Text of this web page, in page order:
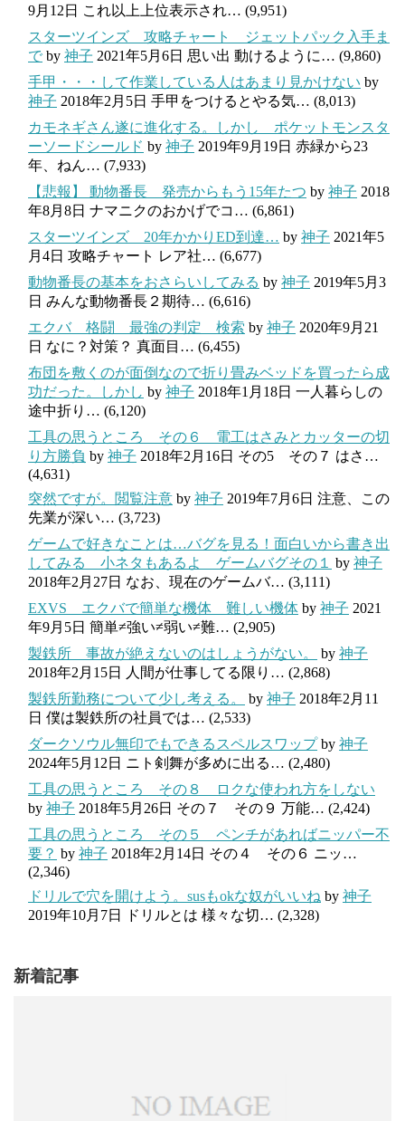
9月12日 これ以上上位表示され… (9,951)
スターツインズ 攻略チャート ジェットパック入手ま
で by 神子 2021年5月6日 思い出 動けるように… (9,860)
手甲・・・して作業している人はあまり見かけない by
神子 2018年2月5日 手甲をつけるとやる気… (8,013)
カモネギさん遂に進化する。しかし ポケットモンスタ
ーソードシールド by 神子 2019年9月19日 赤緑から23
年、ねん… (7,933)
【悲報】 動物番長 発売からもう15年たつ by 神子 2018
年8月8日 ナマニクのおかげでコ… (6,861)
スターツインズ 20年かかりED到達… by 神子 2021年5
月4日 攻略チャート レア社… (6,677)
動物番長の基本をおさらいしてみる by 神子 2019年5月3
日 みんな動物番長２期待… (6,616)
エクバ 格闘 最強の判定 検索 by 神子 2020年9月21
日 なに？対策？ 真面目… (6,455)
布団を敷くのが面倒なので折り畳みベッドを買ったら成
功だった。しかし by 神子 2018年1月18日 一人暮らしの
途中折り… (6,120)
工具の思うところ その６ 電工はさみとカッターの切
り方勝負 by 神子 2018年2月16日 その5 その７ はさ…
(4,631)
突然ですが。閲覧注意 by 神子 2019年7月6日 注意、この
先業が深い… (3,723)
ゲームで好きなことは…バグを見る！面白いから書き出
してみる 小ネタもあるよ ゲームバグその１
by 神子
2018年2月27日 なお、現在のゲームバ… (3,111)
EXVS エクバで簡単な機体 難しい機体 by 神子 2021
年9月5日 簡単≠強い≠弱い≠難… (2,905)
製鉄所 事故が絶えないのはしょうがない。
by 神子
2018年2月15日
人間が仕事してる限り… (2,868)
製鉄所勤務について少し考える。
by 神子 2018年2月11
日 僕は製鉄所の社員では… (2,533)
ダークソウル無印でもできるスペルスワップby 神子
2024年5月12日 ニト剣舞が多めに出る… (2,480)
工具の思うところ その８ ロクな使われ方をしない
by 神子 2018年5月26日 その７ その９ 万能… (2,424)
工具の思うところ その５ ペンチがあればニッパー不
要？ by 神子 2018年2月14日 その４ その６ ニッ…
(2,346)
ドリルで穴を開けよう。susもokな奴がいいね by 神子
2019年10月7日
ドリルとは 様々な切… (2,328)
新着記事